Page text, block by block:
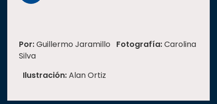
Por:Guillermo Jaramillo Fotografía:Carolina
Silva
Ilustración:Alan Ortiz